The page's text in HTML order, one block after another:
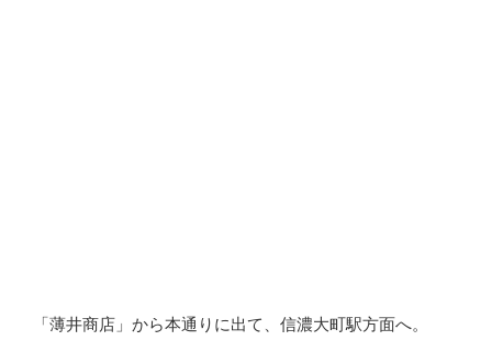
「薄井商店」から本通りに出て、信濃大町駅方面へ。